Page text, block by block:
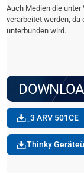
Auch Medien die
verarbeitet werden,
unterbunden wird.
_3 ARV 501CE
Thinky